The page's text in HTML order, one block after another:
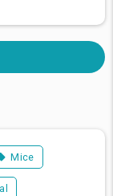
Mice